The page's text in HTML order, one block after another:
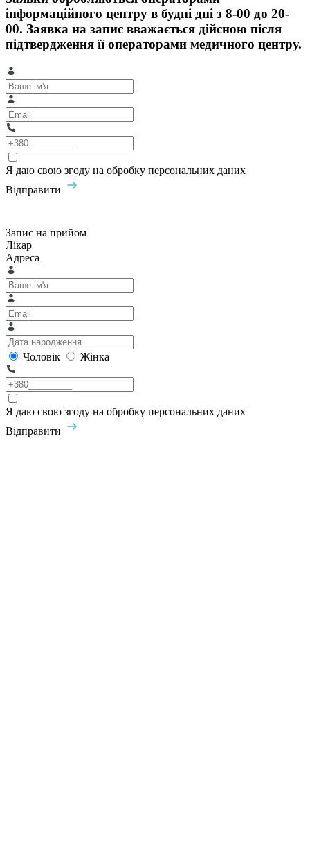
інформаційного центру в будні дні з 8-00 до 20-
00. Заявка на запис вважається дійсною після
підтвердження її операторами медичного центру.
Я даю свою згоду на обробку персональних даних
Відправити
Запис на прийом
Лікар
Адреса
Чоловік Жінка
Я даю свою згоду на обробку персональних даних
Відправити